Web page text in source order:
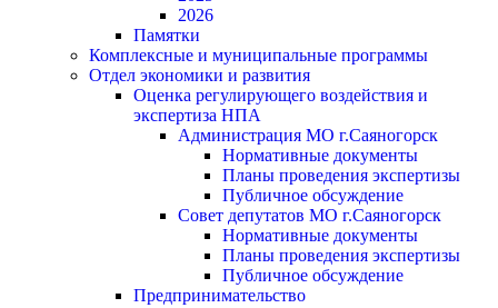
2026
Памятки
Комплексные и муниципальные программы
Отдел экономики и развития
Оценка регулирующего воздействия и
экспертиза НПА
Администрация МО г.Саяногорск
Нормативные документы
Планы проведения экспертизы
Публичное обсуждение
Совет депутатов МО г.Саяногорск
Нормативные документы
Планы проведения экспертизы
Публичное обсуждение
Предпринимательство